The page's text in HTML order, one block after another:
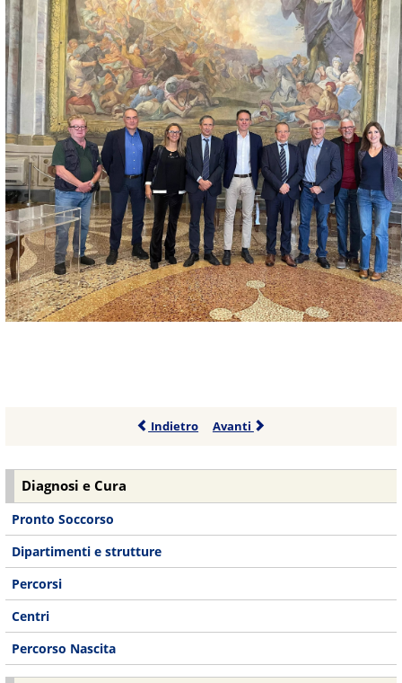
Indietro Avanti
Diagnosi e Cura
Pronto Soccorso
Dipartimenti e strutture
Percorsi
Centri
Percorso Nascita